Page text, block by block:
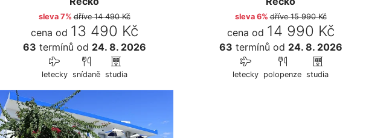
sleva 7% dříve14 490 Kč
cena od 13 490 Kč
63 termínů od 24. 8. 2026
letecky snídaně studia
sleva 6% dříve15 990 Kč
cena od 14 990 Kč
63 termínů od 24. 8. 2026
letecky polopenze studia